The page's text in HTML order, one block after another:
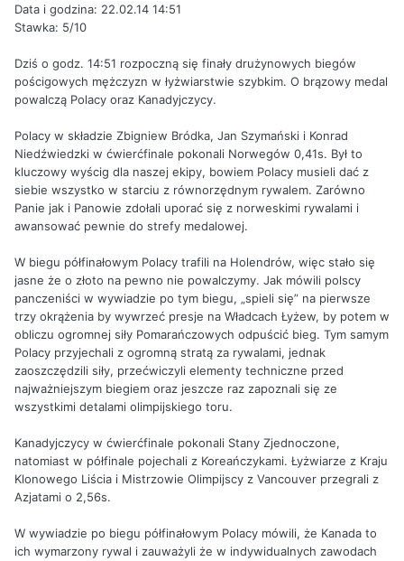
Data i godzina: 22.02.14 14:51
Stawka: 5/10
Dziś o godz. 14:51 rozpoczną się finały drużynowych biegów
pościgowych mężczyzn w łyżwiarstwie szybkim. O brązowy medal
powalczą Polacy oraz Kanadyjczycy.
Polacy w składzie Zbigniew Bródka, Jan Szymański i Konrad
Niedźwiedzki w ćwierćfinale pokonali Norwegów 0,41s. Był to
kluczowy wyścig dla naszej ekipy, bowiem Polacy musieli dać z
siebie wszystko w starciu z równorzędnym rywalem. Zarówno
Panie jak i Panowie zdołali uporać się z norweskimi rywalami i
awansować pewnie do strefy medalowej.
W biegu półfinałowym Polacy trafili na Holendrów, więc stało się
jasne że o złoto na pewno nie powalczymy. Jak mówili polscy
panczeniści w wywiadzie po tym biegu, „spieli się” na pierwsze
trzy okrążenia by wywrzeć presje na Władcach Łyżew, by potem w
obliczu ogromnej siły Pomarańczowych odpuścić bieg. Tym samym
Polacy przyjechali z ogromną stratą za rywalami, jednak
zaoszczędzili siły, przećwiczyli elementy techniczne przed
najważniejszym biegiem oraz jeszcze raz zapoznali się ze
wszystkimi detalami olimpijskiego toru.
Kanadyjczycy w ćwierćfinale pokonali Stany Zjednoczone,
natomiast w półfinale pojechali z Koreańczykami. Łyżwiarze z Kraju
Klonowego Liścia i Mistrzowie Olimpijscy z Vancouver przegrali z
Azjatami o 2,56s.
W wywiadzie po biegu półfinałowym Polacy mówili, że Kanada to
ich wymarzony rywal i zauważyli że w indywidualnych zawodach